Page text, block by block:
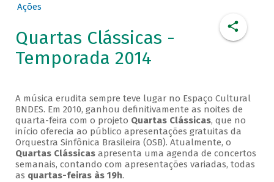
Ações
Quartas Clássicas -
Temporada 2014
A música erudita sempre teve lugar no Espaço Cultural
BNDES. Em 2010, ganhou definitivamente as noites de
quarta-feira com o projeto Quartas Clássicas, que no
início oferecia ao público apresentações gratuitas da
Orquestra Sinfônica Brasileira (OSB). Atualmente, o
Quartas Clássicasapresenta uma agenda de concertos
semanais, contando com apresentações variadas, todas
as quartas-feiras às 19h.